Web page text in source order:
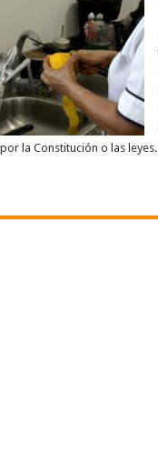
del
Código
de
Trabajo
amplía
los
derechos
las
domésticas
la Constitución o las